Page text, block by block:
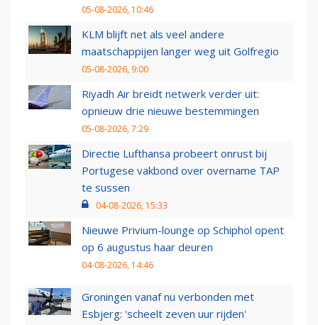
05-08-2026, 10:46
KLM blijft net als veel andere
maatschappijen langer weg uit Golfregio
05-08-2026, 9:00
Riyadh Air breidt netwerk verder uit:
opnieuw drie nieuwe bestemmingen
05-08-2026, 7:29
Directie Lufthansa probeert onrust bij
Portugese vakbond over overname TAP
te sussen
04-08-2026, 15:33
Nieuwe Privium-lounge op Schiphol opent
op 6 augustus haar deuren
04-08-2026, 14:46
Groningen vanaf nu verbonden met
Esbjerg: 'scheelt zeven uur rijden'